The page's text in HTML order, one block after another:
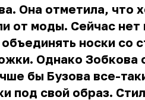
Она отметила, что
от моды. Сейчас
носки со
Однако Зобкова
бы Бузова все-
под свой образ.